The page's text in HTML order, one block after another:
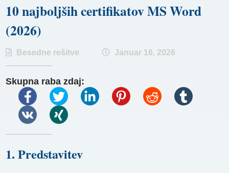
10 najboljših certifikatov MS Word
(2026)
Besedne rešitve Januar 16, 2026
Skupna raba zdaj:
1. Predstavitev